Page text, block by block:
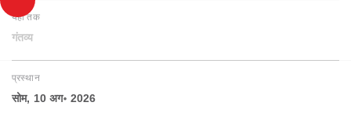
यहाँ तक
गंतव्य
प्रस्थान
सोम, 10 अग॰ 2026